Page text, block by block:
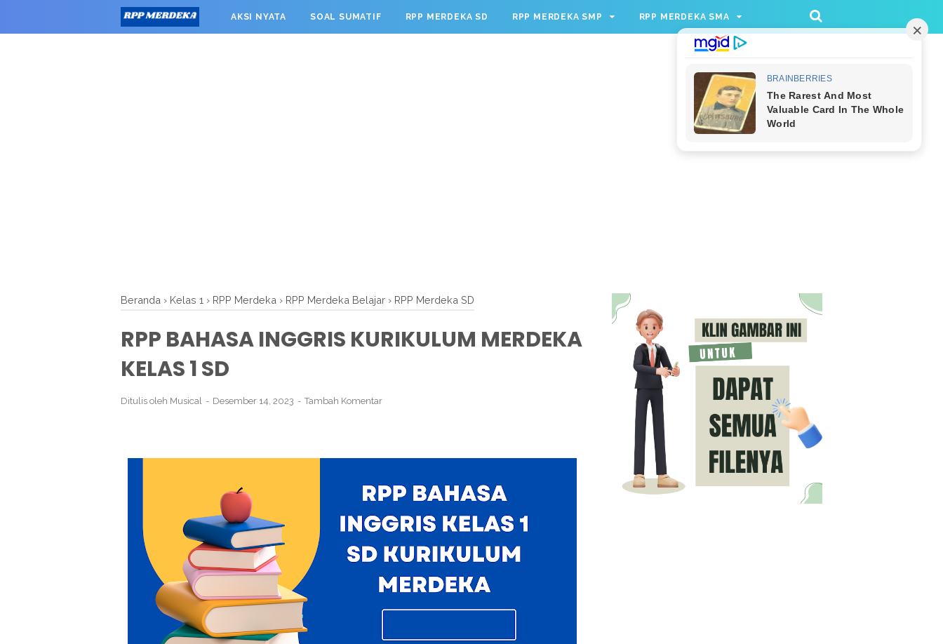
window.googletag = window.googletag || {cmd: []}; googletag.cmd.push(function() { googletag.defineSlot('/23209888932/rppmer', [336, 280], 'div-gpt-ad-1733174991559-
0').addService(googletag.pubads()); googletag.pubads().enableSingleRequest(); googletag.enableServices(); });
AKSI NYATA SOAL SUMATIF RPP MERDEKA SD RPP MERDEKA SMP RPP MERDEKA SMA
Beranda › Kelas 1 › RPP Merdeka › RPP Merdeka Belajar › RPP Merdeka SD
RPP BAHASA INGGRIS KURIKULUM MERDEKA
KELAS 1 SD
Ditulis oleh Musical Desember 14, 2023 Tambah Komentar